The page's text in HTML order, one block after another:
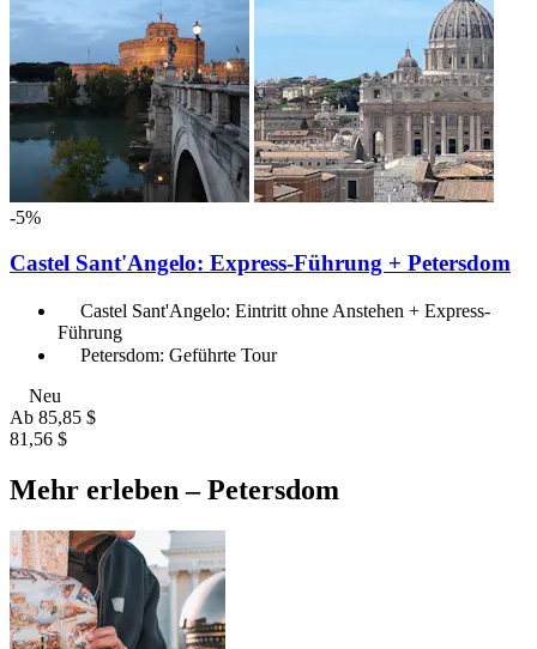
-5%
Castel Sant'Angelo: Express-Führung + Petersdom
Castel Sant'Angelo: Eintritt ohne Anstehen + Express-
Führung
Petersdom: Geführte Tour
Neu
Ab 85,85 $
81,56 $
Mehr erleben – Petersdom